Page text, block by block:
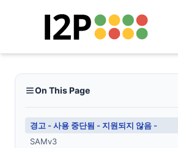
On This Page
경고 - 사용 중단됨 - 지원되지 않음 -
SAMv3